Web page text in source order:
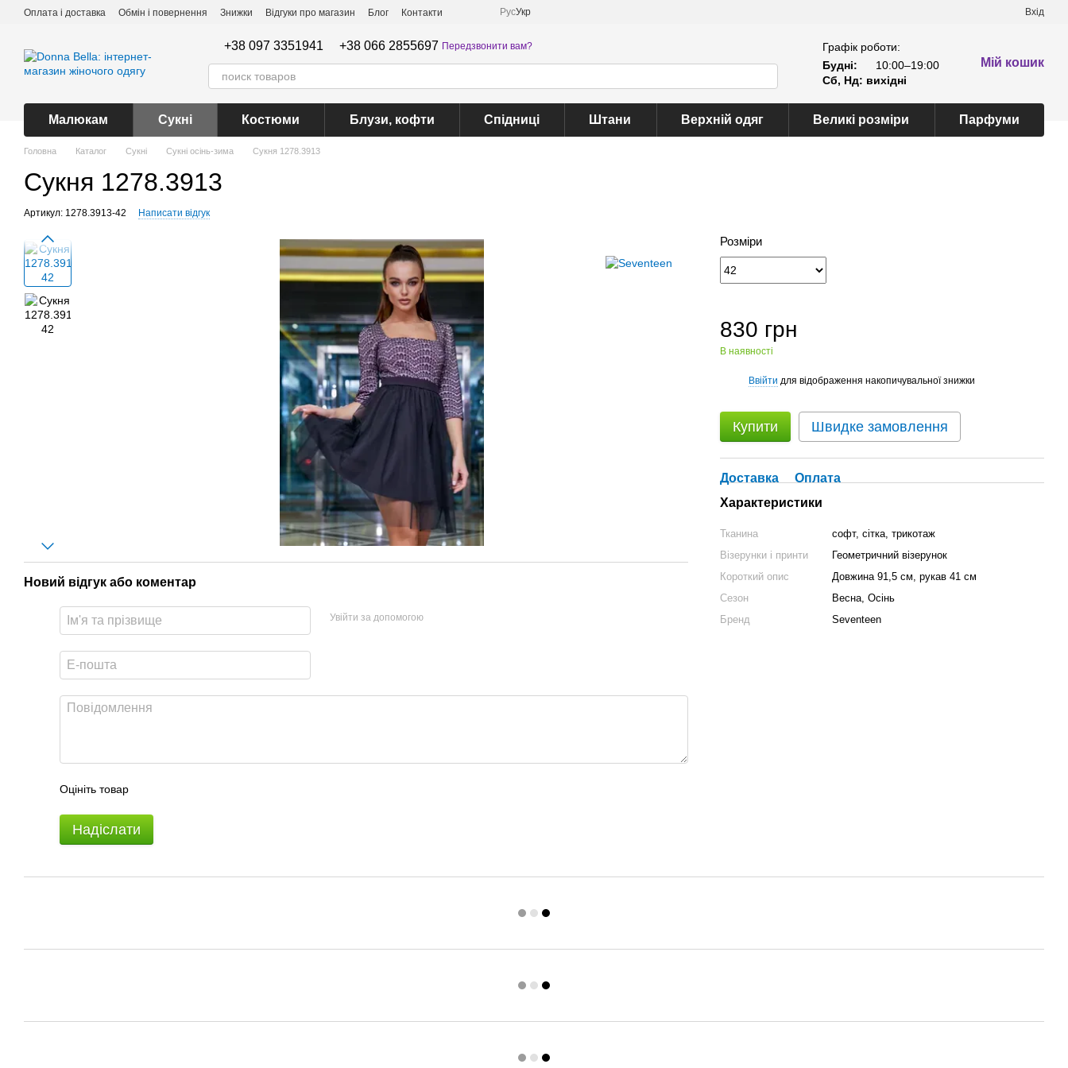
Перейти до основного контенту
Оплата і доставка Обмін і повернення Знижки Відгуки про магазин Блог Контакти РусУкр Вхід
+38 097 3351941 +38 066 2855697 Передзвонити вам?
Графік роботи:
Будні:
10:00–19:00
Сб, Нд: вихідні
Мій кошик
Малюкам Сукні Костюми Блузи, кофти Спідниці Штани Верхній одяг Великі розміри Парфуми
Головна Каталог Сукні Сукні осінь-зима Сукня 1278.3913
Сукня 1278.3913
Артикул: 1278.3913-42 Написати відгук
Новий відгук або коментар
Увійти за допомогою
Оцініть товар
Надіслати
Розміри
830 грн
В наявності
Ввійти для відображення накопичувальної знижки
Купити Швидке замовлення
Доставка
Оплата
Характеристики
Тканина
софт, сітка, трикотаж
Візерунки і принти
Геометричний візерунок
Короткий опис
Довжина 91,5 см, рукав 41 см
Сезон
Весна, Осінь
Бренд
Seventeen